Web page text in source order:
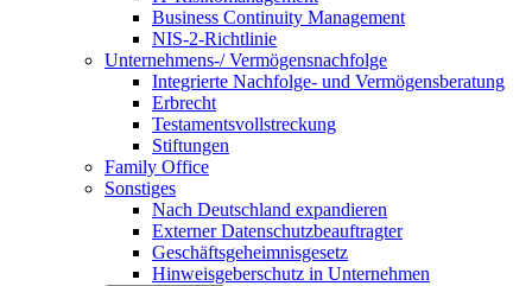
Business Continuity Management
NIS-2-Richtlinie
Unternehmens-/Vermögensnachfolge
Integrierte Nachfolge- und Vermögensberatung
Erbrecht
Testamentsvollstreckung
Stiftungen
Family Office
Sonstiges
Nach Deutschland expandieren
Externer Datenschutzbeauftragter
Geschäftsgeheimnisgesetz
Hinweisgeberschutz in Unternehmen